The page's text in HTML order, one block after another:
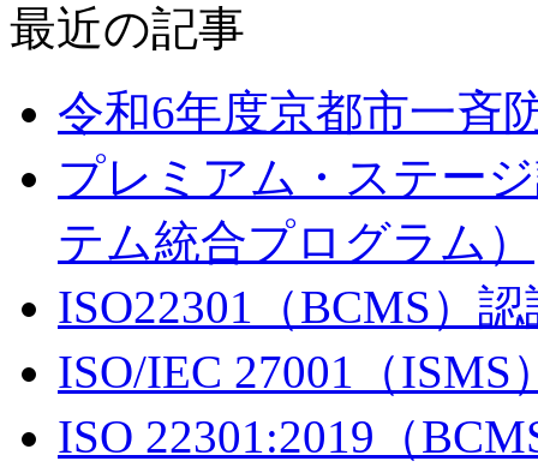
最近の記事
令和6年度京都市一斉
プレミアム・ステー
テム統合プログラム）
ISO22301（BCMS）
ISO/IEC 27001（ISMS
ISO 22301:2019（